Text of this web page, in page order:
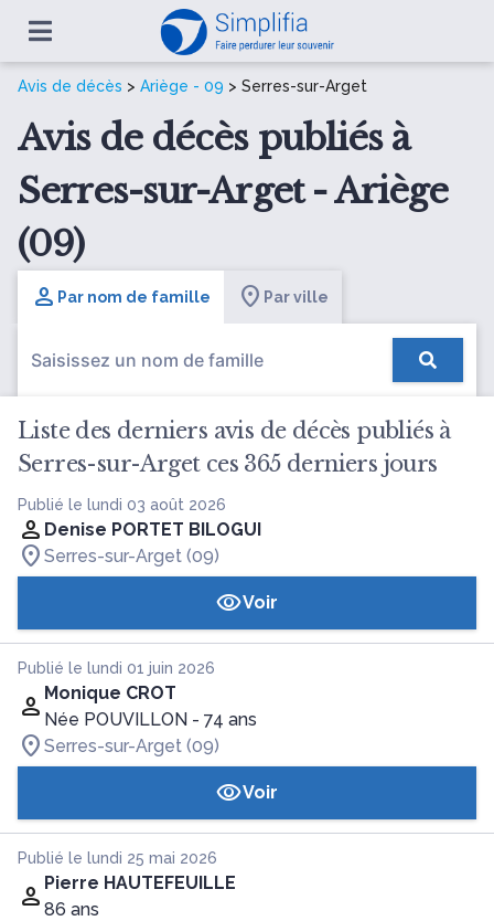
Avis de décès > Ariège - 09 > Serres-sur-Arget
Avis de décès publiés à
Serres-sur-Arget - Ariège
(09)
Par nom de famille Par ville
Liste des derniers avis de décès publiés à
Serres-sur-Arget ces 365 derniers jours
Publié le lundi 03 août 2026
Denise PORTET BILOGUI
Serres-sur-Arget (09)
Voir
Publié le lundi 01 juin 2026
Monique CROT
Née POUVILLON - 74 ans
Serres-sur-Arget (09)
Voir
Publié le lundi 25 mai 2026
Pierre HAUTEFEUILLE
86 ans